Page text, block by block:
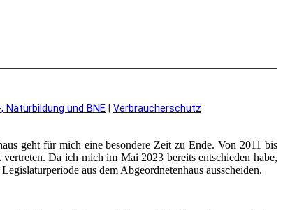
Naturbildung und BNE Verbraucherschutz
geht für mich eine besondere Zeit zu Ende. Von 2011 bis
Da ich mich im Mai 2023 bereits entschieden habe,
aus dem Abgeordnetenhaus ausscheiden.